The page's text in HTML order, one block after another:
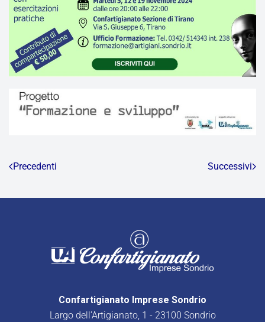
Precedenti Successivi
Confartigianato Imprese Sondrio
Largo dell’Artigianato, 1 - 23100 Sondrio